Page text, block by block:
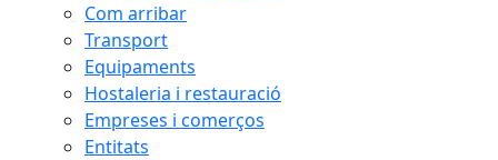
Com arribar
Transport
Equipaments
Hostaleria i restauració
Empreses i comerços
Entitats